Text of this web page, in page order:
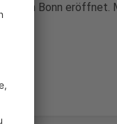
in Bonn eröffnet.